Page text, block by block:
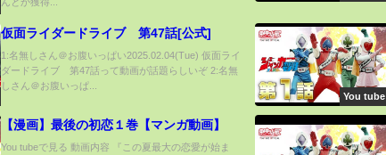
仮面ライダードライブ 第47話[公式]
1:名無しさん＠お腹いっぱい2025.02.04(Tue) 仮面ライ
ダードライブ 第47話って動画が話題らしいぞ 2:名無
しさん＠お腹いっぱ...
You tube
【漫画】最後の初恋１巻【マンガ動画】
You tubeで見る 動画内容 『この夏最大の恋愛が始ま